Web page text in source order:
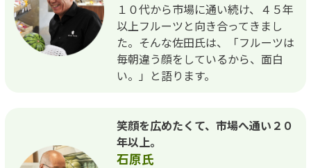
１０代から市場に通い続け、４５年
以上フルーツと向き合ってきまし
た。そんな佐田氏は、「フルーツは
毎朝違う顔をしているから、面白
い。」と語ります。
笑顔を広めたくて、市場へ通い２０
年以上。
石原氏